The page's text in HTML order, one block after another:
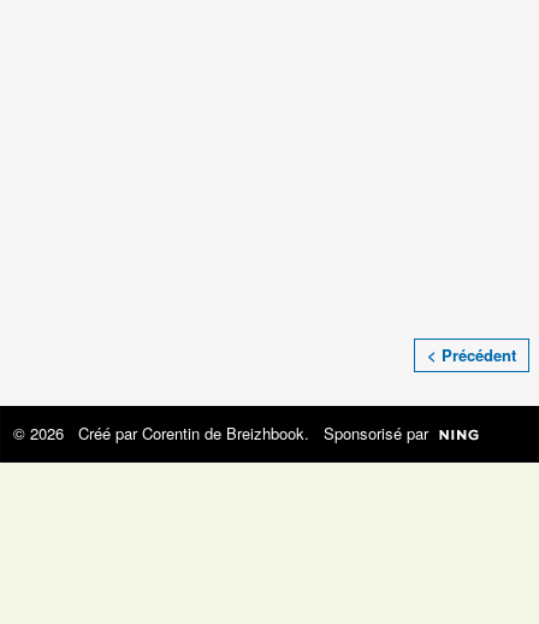
< Précédent
© 2026 Créé parCorentin de Breizhbook. Sponsorisé par